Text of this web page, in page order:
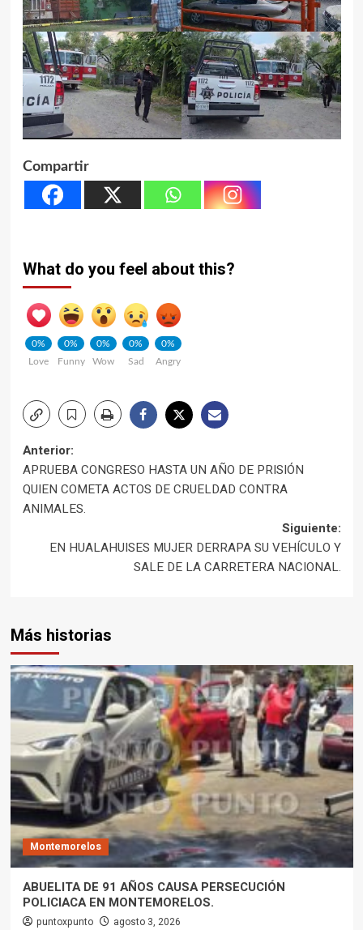
Compartir
What do you feel about this?
0%
Love
0%
Funny
0%
Wow
0%
Sad
0%
Angry
Navegación
de
entradas
Anterior:
APRUEBA CONGRESO HASTA UN AÑO DE PRISIÓN
QUIEN COMETA ACTOS DE CRUELDAD CONTRA
ANIMALES.
Siguiente:
EN HUALAHUISES MUJER DERRAPA SU VEHÍCULO Y
SALE DE LA CARRETERA NACIONAL.
Más historias
Montemorelos
ABUELITA DE 91 AÑOS CAUSA PERSECUCIÓN
POLICIACA EN MONTEMORELOS.
puntoxpunto agosto 3, 2026